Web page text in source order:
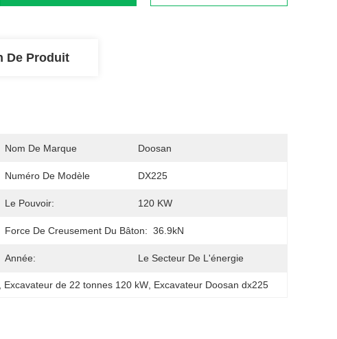
De Produit
Nom De Marque Doosan
Numéro De Modèle DX225
Le Pouvoir: 120 KW
Force De Creusement Du Bâton: 36.9kN
Année: Le Secteur De L'énergie
Excavateur de 22 tonnes 120 kW Excavateur Doosan dx225